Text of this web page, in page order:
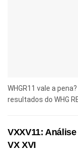
WHGR11 vale a
resultados do WHG
VXXV11:
VX XVI